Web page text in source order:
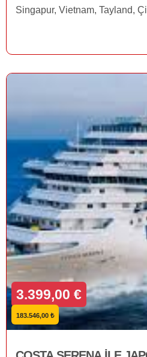
Singapur, Vietnam, Tayland,
3.399,00 €
183.546,00 ₺